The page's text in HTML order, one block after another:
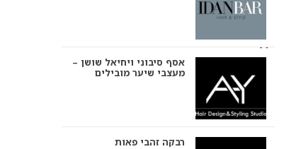
אסף סיבוני ויחיאל שושן –
מעצבי שיער מובילים
רבקה זהבי פאות